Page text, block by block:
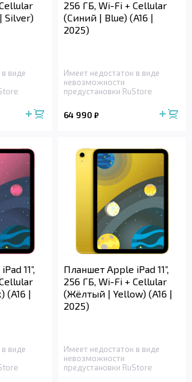
Silver)
виде
256 ГБ, Wi-Fi + Cellular
(Синий | Blue) (A16 |
2025)
Имеет недостаток в виде
невозможности
предустановки RuStore
64 990 ₽
11”,
(A16 |
виде
Планшет Apple iPad 11”,
256 ГБ, Wi-Fi + Cellular
(Жёлтый | Yellow) (A16 |
2025)
Имеет недостаток в виде
невозможности
предустановки RuStore